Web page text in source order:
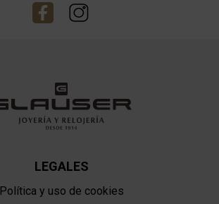
LEGALES
Política y uso de cookies